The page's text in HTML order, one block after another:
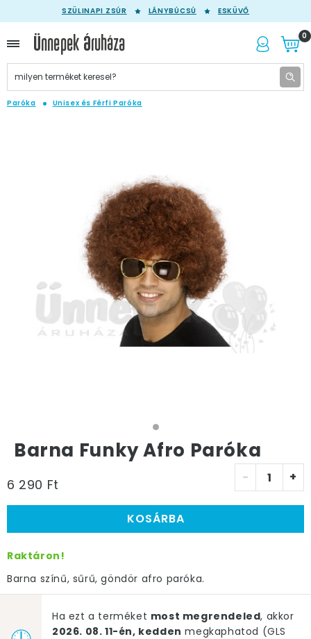
SZÜLINAPI ZSÚR LÁNYBÚCSÚ ESKÜVŐ
0
Paróka Unisex és Férfi Paróka
Barna Funky Afro Paróka
6 290 Ft - +
KOSÁRBA
Raktáron!
Barna színű, sűrű, göndör afro paróka.
Ha ezt a terméket most megrendeled, akkor
2026. 08. 11-én, kedden megkaphatod (GLS